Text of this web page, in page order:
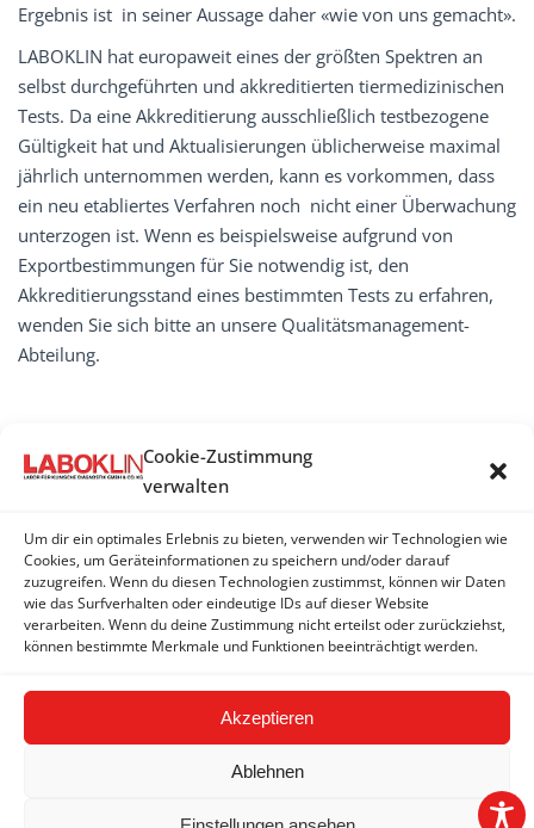
Cookie-Zustimmung
verwalten
Um dir ein optimales Erlebnis zu bieten, verwenden wir Technologien wie
Cookies, um Geräteinformationen zu speichern und/oder darauf
zuzugreifen. Wenn du diesen Technologien zustimmst, können wir Daten
wie das Surfverhalten oder eindeutige IDs auf dieser Website
verarbeiten. Wenn du deine Zustimmung nicht erteilst oder zurückziehst,
können bestimmte Merkmale und Funktionen beeinträchtigt werden.
Akzeptieren
Ablehnen
Ergebnis ist in seiner Aussage daher «wie von uns gemacht».
LABOKLIN hat europaweit eines der größten Spektren an
selbst durchgeführten und akkreditierten tiermedizinischen
Tests. Da eine Akkreditierung ausschließlich testbezogene
Gültigkeit hat und Aktualisierungen üblicherweise maximal
jährlich unternommen werden, kann es vorkommen, dass
ein neu etabliertes Verfahren noch nicht einer Überwachung
unterzogen ist. Wenn es beispielsweise aufgrund von
Exportbestimmungen für Sie notwendig ist, den
Akkreditierungsstand eines bestimmten Tests zu erfahren,
wenden Sie sich bitte an unsere Qualitätsmanagement-
Abteilung.
Akkreditierung
Geschichte
Presse
Blick ins Labor